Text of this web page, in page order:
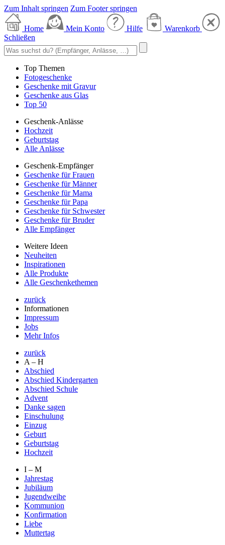
Zum Inhalt springen Zum Footer springen
Home Mein Konto Hilfe
Warenkorb
Schließen
Top Themen
Fotogeschenke
Geschenke mit Gravur
Geschenke aus Glas
Top 50
Geschenk-Anlässe
Hochzeit
Geburtstag
Alle Anlässe
Geschenk-Empfänger
Geschenke für Frauen
Geschenke für Männer
Geschenke für Mama
Geschenke für Papa
Geschenke für Schwester
Geschenke für Bruder
Alle Empfänger
Weitere Ideen
Neuheiten
Inspirationen
Alle Produkte
Alle Geschenkethemen
zurück
Informationen
Impressum
Jobs
Mehr Infos
zurück
A – H
Abschied
Abschied Kindergarten
Abschied Schule
Advent
Danke sagen
Einschulung
Einzug
Geburt
Geburtstag
Hochzeit
I – M
Jahrestag
Jubiläum
Jugendweihe
Kommunion
Konfirmation
Liebe
Muttertag